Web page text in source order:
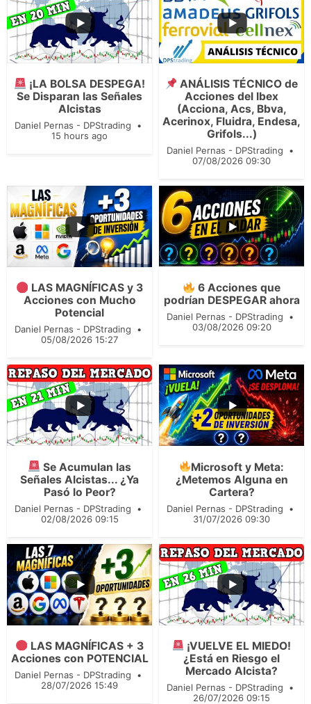
...
¡LA BOLSA DESPEGA!
Se Disparan las Señales
Alcistas
Daniel Pernas - DPStrading
15 hours ago
...
ANÁLISIS TÉCNICO de
Acciones del Ibex
(Acciona, Acs, Bbva,
Acerinox, Fluidra, Endesa,
Grifols...)
Daniel Pernas - DPStrading
07/08/2026 09:30
...
225
22
LAS MAGNÍFICAS y 3
Acciones con Mucho
Potencial
Daniel Pernas - DPStrading
05/08/2026 15:27
164
12
6 Acciones que
podrían DESPEGAR ahora
Daniel Pernas - DPStrading
03/08/2026 09:20
...
Se Acumulan las
Señales Alcistas... ¿Ya
Pasó lo Peor?
Daniel Pernas - DPStrading
02/08/2026 09:15
...
198
18
Microsoft y Meta:
¿Metemos Alguna en
Cartera?
Daniel Pernas - DPStrading
31/07/2026 09:30
...
211
27
LAS MAGNÍFICAS + 3
Acciones con POTENCIAL
Daniel Pernas - DPStrading
28/07/2026 15:49
...
¡VUELVE EL MIEDO!
¿Está en Riesgo el
Mercado Alcista?
Daniel Pernas - DPStrading
26/07/2026 09:15